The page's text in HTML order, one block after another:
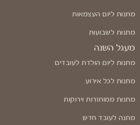
מתנות ליום העצמאות
מתנות לשבועות
מעגל השנה
מתנות ליום הולדת לעובדים
מתנות לכל אירוע
מתנות ממוחזרות וירוקות
מתנה לעובד חדש